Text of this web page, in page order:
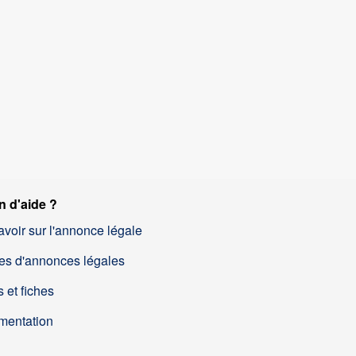
d'aide ?
sur l'annonce légale
d'annonces légales
et fiches